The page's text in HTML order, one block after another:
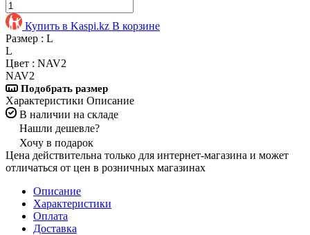
Купить в Kaspi.kz В корзине
Размер : L
L
Цвет : NAV2
NAV2
Подобрать размер
Характеристики Описание
В наличии на складе
Нашли дешевле?
Хочу в подарок
Цена действительна только для интернет-магазина и может
отличаться от цен в розничных магазинах
Описание
Характеристики
Оплата
Доставка